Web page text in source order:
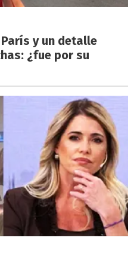
y un detalle
¿fue por su